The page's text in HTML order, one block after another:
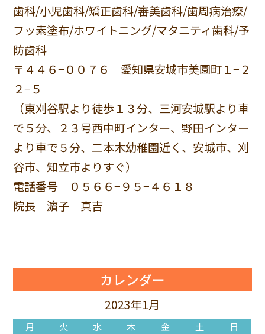
歯科/小児歯科/矯正歯科/審美歯科/歯周病治療/
フッ素塗布/ホワイトニング/マタニティ歯科/予
防歯科
〒４４６−００７６ 愛知県安城市美園町１−２
２−５
（東刈谷駅より徒歩１３分、三河安城駅より車
で５分、２３号西中町インター、野田インター
より車で５分、二本木幼稚園近く、安城市、刈
谷市、知立市よりすぐ）
電話番号 ０５６６−９５−４６１８
院長 濵子 真吉
カレンダー
2023年1月
月 火 水 木 金 土 日